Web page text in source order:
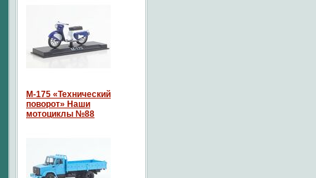
М-175 «Технический
поворот» Наши
мотоциклы №88